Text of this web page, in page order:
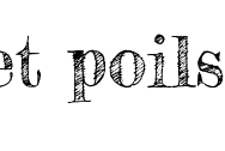
poils